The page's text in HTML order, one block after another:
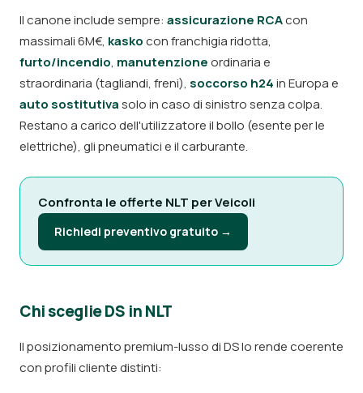
Il canone include sempre: assicurazione RCAcon
massimali 6M€, kaskocon franchigia ridotta,
furto/incendio, manutenzioneordinaria e
straordinaria (tagliandi, freni), soccorso h24in Europa e
auto sostitutivasolo in caso di sinistro senza colpa.
Restano a carico dell'utilizzatore il bollo (esente per le
elettriche), gli pneumatici e il carburante.
Confronta le offerte NLT per Veicoli
Richiedi preventivo gratuito →
Chi sceglie DS in NLT
Il posizionamento premium-lusso di DS lo rende coerente
con profili cliente distinti: